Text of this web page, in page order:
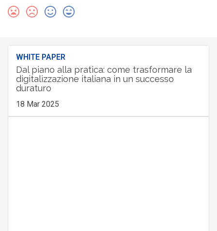
WHITE PAPER
Dal piano alla pratica: come trasformare la
digitalizzazione italiana in un successo
duraturo
18 Mar 2025